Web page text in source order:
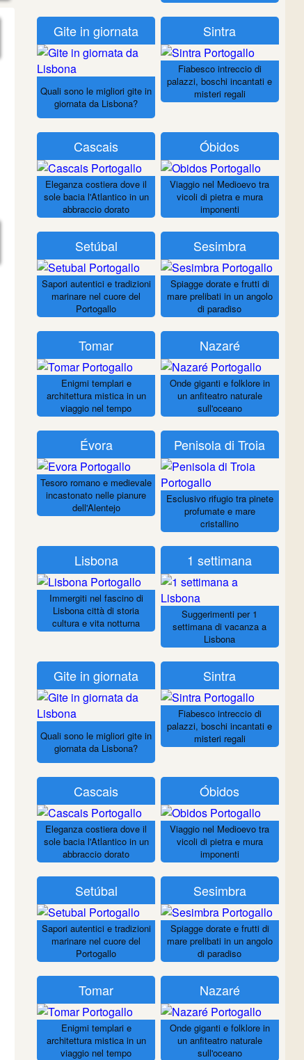
Gite in giornata
Quali sono le migliori gite in
giornata da Lisbona?
Sintra
Fiabesco intreccio di
palazzi, boschi incantati e
misteri regali
Cascais
Eleganza costiera dove il
sole bacia l'Atlantico in un
abbraccio dorato
Óbidos
Viaggio nel Medioevo tra
vicoli di pietra e mura
imponenti
Setúbal
Sapori autentici e tradizioni
marinare nel cuore del
Portogallo
Sesimbra
Spiagge dorate e frutti di
mare prelibati in un angolo
di paradiso
Tomar
Enigmi templari e
architettura mistica in un
viaggio nel tempo
Nazaré
Onde giganti e folklore in
un anfiteatro naturale
sull'oceano
Évora
Tesoro romano e medievale
incastonato nelle pianure
dell'Alentejo
Penisola di Troia
Esclusivo rifugio tra pinete
profumate e mare
cristallino
Lisbona
Immergiti nel fascino di
Lisbona città di storia
cultura e vita notturna
1 settimana
Suggerimenti per 1
settimana di vacanza a
Lisbona
Gite in giornata
Quali sono le migliori gite in
giornata da Lisbona?
Sintra
Fiabesco intreccio di
palazzi, boschi incantati e
misteri regali
Cascais
Eleganza costiera dove il
sole bacia l'Atlantico in un
abbraccio dorato
Óbidos
Viaggio nel Medioevo tra
vicoli di pietra e mura
imponenti
Setúbal
Sapori autentici e tradizioni
marinare nel cuore del
Portogallo
Sesimbra
Spiagge dorate e frutti di
mare prelibati in un angolo
di paradiso
Tomar
Enigmi templari e
architettura mistica in un
viaggio nel tempo
Nazaré
Onde giganti e folklore in
un anfiteatro naturale
sull'oceano